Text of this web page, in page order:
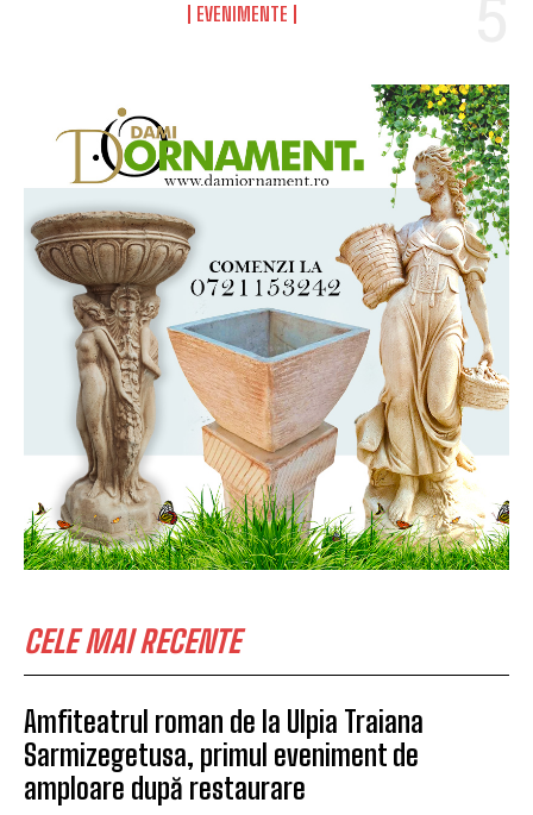
EVENIMENTE
CELE MAI RECENTE
Amfiteatrul roman de la Ulpia Traiana
Sarmizegetusa, primul eveniment de
amploare după restaurare